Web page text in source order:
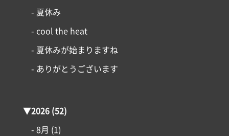
- 夏休み
- cool the heat
- 夏休みが始まりますね
- ありがとうございます
▼2026(52)
- 8月 (1)